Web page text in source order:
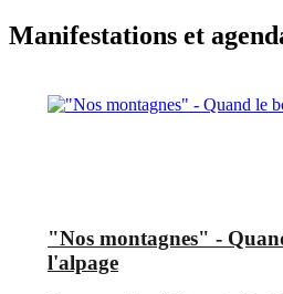
Manifestations et
"Nos montagnes" -
l'alpage